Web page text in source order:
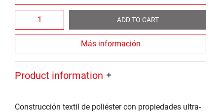
ADD TO CART
Más información
Product information
Construcción textil de poliéster con propiedades ultra-